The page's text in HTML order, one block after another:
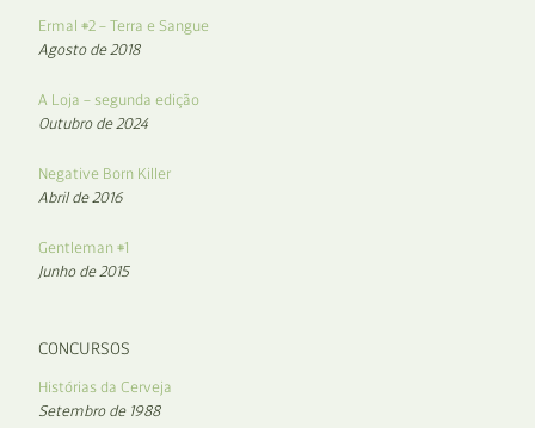
Ermal #2 – Terra e Sangue
Agosto de 2018
A Loja – segunda edição
Outubro de 2024
Negative Born Killer
Abril de 2016
Gentleman #1
Junho de 2015
CONCURSOS
Histórias da Cerveja
Setembro de 1988